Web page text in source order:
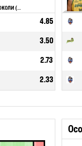
ХАРКІВСЬКІ СОКОЛИ (Харків)
4.85
3.50
2.73
2.33